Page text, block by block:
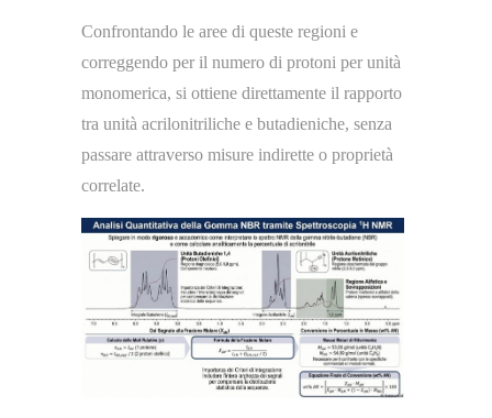
Confrontando le aree di queste regioni e
correggendo per il numero di protoni per unità
monomerica, si ottiene direttamente il rapporto
tra unità acrilonitriliche e butadieniche, senza
passare attraverso misure indirette o proprietà
correlate.